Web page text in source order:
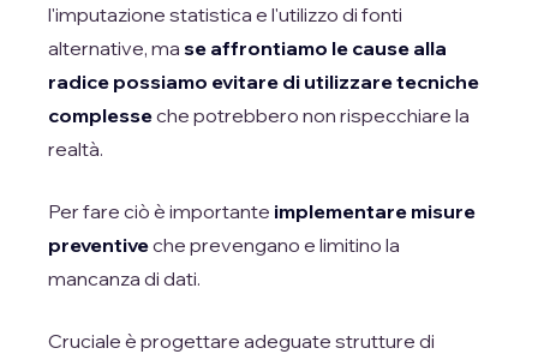
l'imputazione statistica e l'utilizzo di fonti
alternative, ma se affrontiamo le cause alla
radice possiamo evitare di utilizzare tecniche
complesseche potrebbero non rispecchiare la
realtà.
Per fare ciò è importante implementare misure
preventiveche prevengano e limitino la
mancanza di dati.
Cruciale è progettare adeguate strutture di